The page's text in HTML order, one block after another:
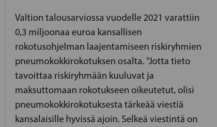
Valtion talousarviossa vuodelle 2021 varattiin
0,3 miljoonaa euroa kansallisen
rokotusohjelman laajentamiseen riskiryhmien
pneumokokkirokotuksen osalta. ”Jotta tieto
tavoittaa riskiryhmään kuuluvat ja
maksuttomaan rokotukseen oikeutetut, olisi
pneumokokkirokotuksesta tärkeää viestiä
kansalaisille hyvissä ajoin. Selkeä viestintä on